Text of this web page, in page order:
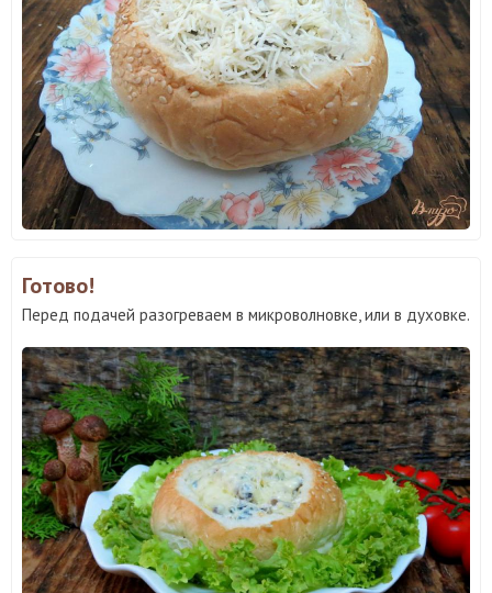
Готово!
Перед подачей разогреваем в микроволновке, или в духовке.